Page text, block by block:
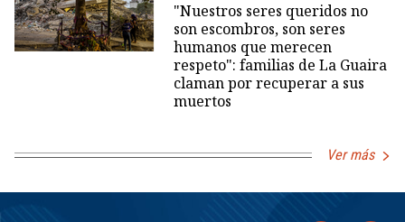
"Nuestros seres queridos no
son escombros, son seres
humanos que merecen
respeto": familias de La Guaira
claman por recuperar a sus
muertos
Ver más